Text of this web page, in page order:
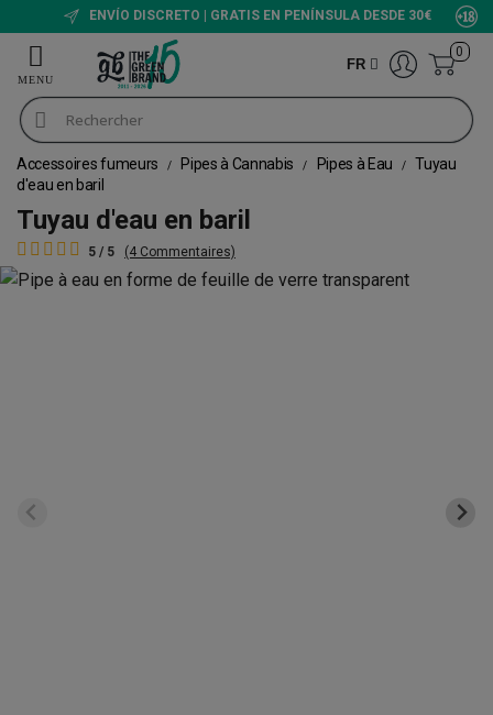
ENVÍO DISCRETO | GRATIS EN PENÍNSULA DESDE 30€
FR
0
Accessoires fumeurs Pipes à Cannabis Pipes à Eau
Tuyau
d'eau en baril
Tuyau d'eau en baril
5 / 5 (4 Commentaires)